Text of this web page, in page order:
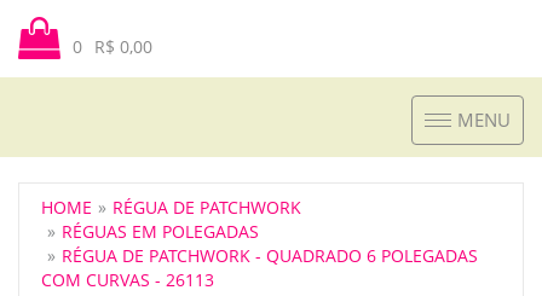
0 R$ 0,00
Toggle
navigation
MENU
HOME
RÉGUA DE PATCHWORK
RÉGUAS EM POLEGADAS
RÉGUA DE PATCHWORK - QUADRADO 6 POLEGADAS
COM CURVAS - 26113